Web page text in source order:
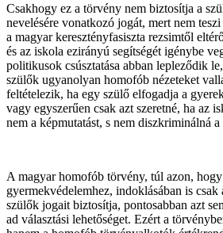
Csakhogy ez a törvény nem biztosítja a
nevelésére vonatkozó jogát, mert nem
a magyar keresztényfasiszta rezsimtől
és az iskola ezirányú segítségét igénybe
politikusok csúsztatása abban lepleződik
szülők ugyanolyan homofób nézeteket
feltételezik, ha egy szülő elfogadja a
vagy egyszerűen csak azt szeretné, ha az
nem a képmutatást, s nem diszkriminálná a
A magyar homofób törvény, túl azon,
gyermekvédelemhez, indoklásában is
szülők jogait biztosítja, pontosabban azt
ad választási lehetőséget. Ezért a